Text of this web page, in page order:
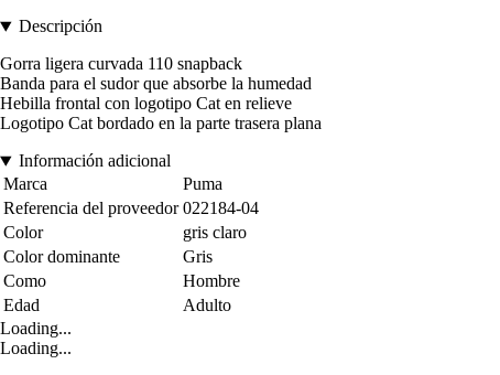
Descripción
Gorra ligera curvada 110 snapback
Banda para el sudor que absorbe la humedad
Hebilla frontal con logotipo Cat en relieve
Logotipo Cat bordado en la parte trasera plana
Información adicional
Marca
Puma
Referencia del proveedor 022184-04
Color
gris claro
Color dominante
Gris
Como
Hombre
Edad
Adulto
Loading...
Loading...